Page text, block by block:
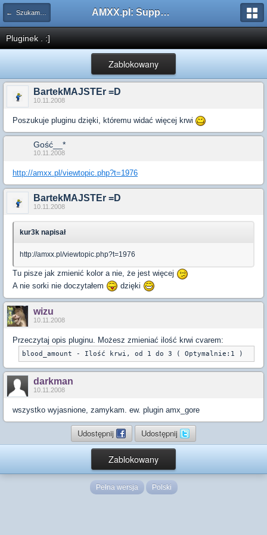
← Szukam pluginu AMXX.pl: Support AMX Mod X i SourceMod
Pluginek . :]
Zablokowany
BartekMAJSTEr =D
10.11.2008
Poszukuje pluginu dzięki, któremu widać więcej krwi
Gość__*
10.11.2008
http://amxx.pl/viewtopic.php?t=1976
BartekMAJSTEr =D
10.11.2008
kur3k napisał
http://amxx.pl/viewtopic.php?t=1976
Tu pisze jak zmienić kolor a nie, że jest więcej
A nie sorki nie doczytałem
dzięki
wizu
10.11.2008
Przeczytaj opis pluginu. Możesz zmieniać ilość krwi cvarem:
blood_amount - Ilość krwi, od 1 do 3 ( Optymalnie:1 )
darkman
10.11.2008
wszystko wyjasnione, zamykam. ew. plugin amx_gore
Udostępnij Udostępnij
Zablokowany
Pełna wersja Polski